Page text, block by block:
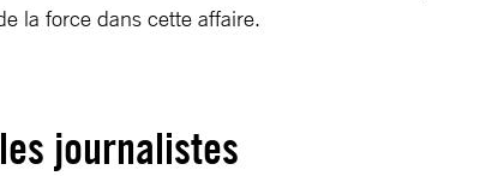
la force dans cette affaire.
journalistes